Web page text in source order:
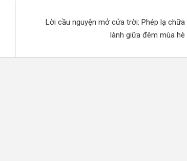
Lời cầu nguyện mở cửa trời: Phép lạ chữa
lành giữa đêm mùa hè